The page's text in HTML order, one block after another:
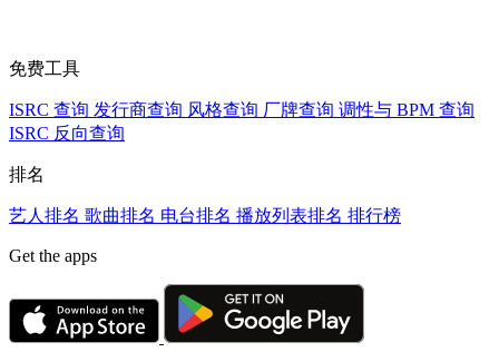
免费工具
ISRC 查询 发行商查询 风格查询 厂牌查询 调性与 BPM 查询
ISRC 反向查询
排名
艺人排名 歌曲排名 电台排名 播放列表排名 排行榜
Get the apps